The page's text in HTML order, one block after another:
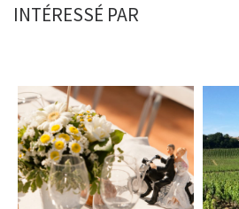
INTÉRESSÉ PAR